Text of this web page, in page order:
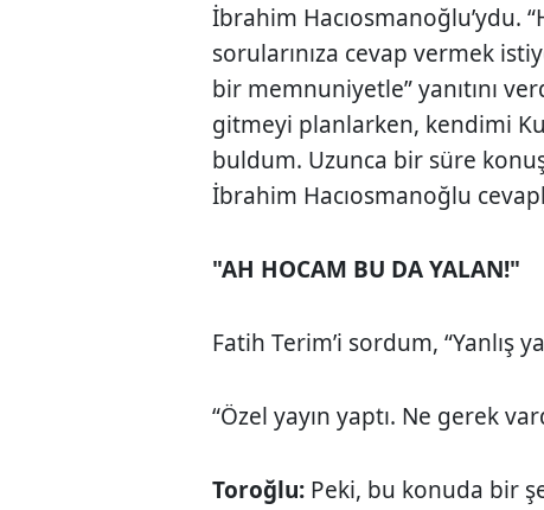
İbrahim Hacıosmanoğlu’ydu.
sorularınıza cevap vermek
bir memnuniyetle” yanıtını
gitmeyi planlarken, kendimi
buldum. Uzunca bir süre
İbrahim Hacıosmanoğlu
"AH HOCAM BU DA YALAN!"
Fatih Terim’i sordum, “Yanlış
“Özel yayın yaptı. Ne gerek
Toroğlu: Peki, bu konuda bir